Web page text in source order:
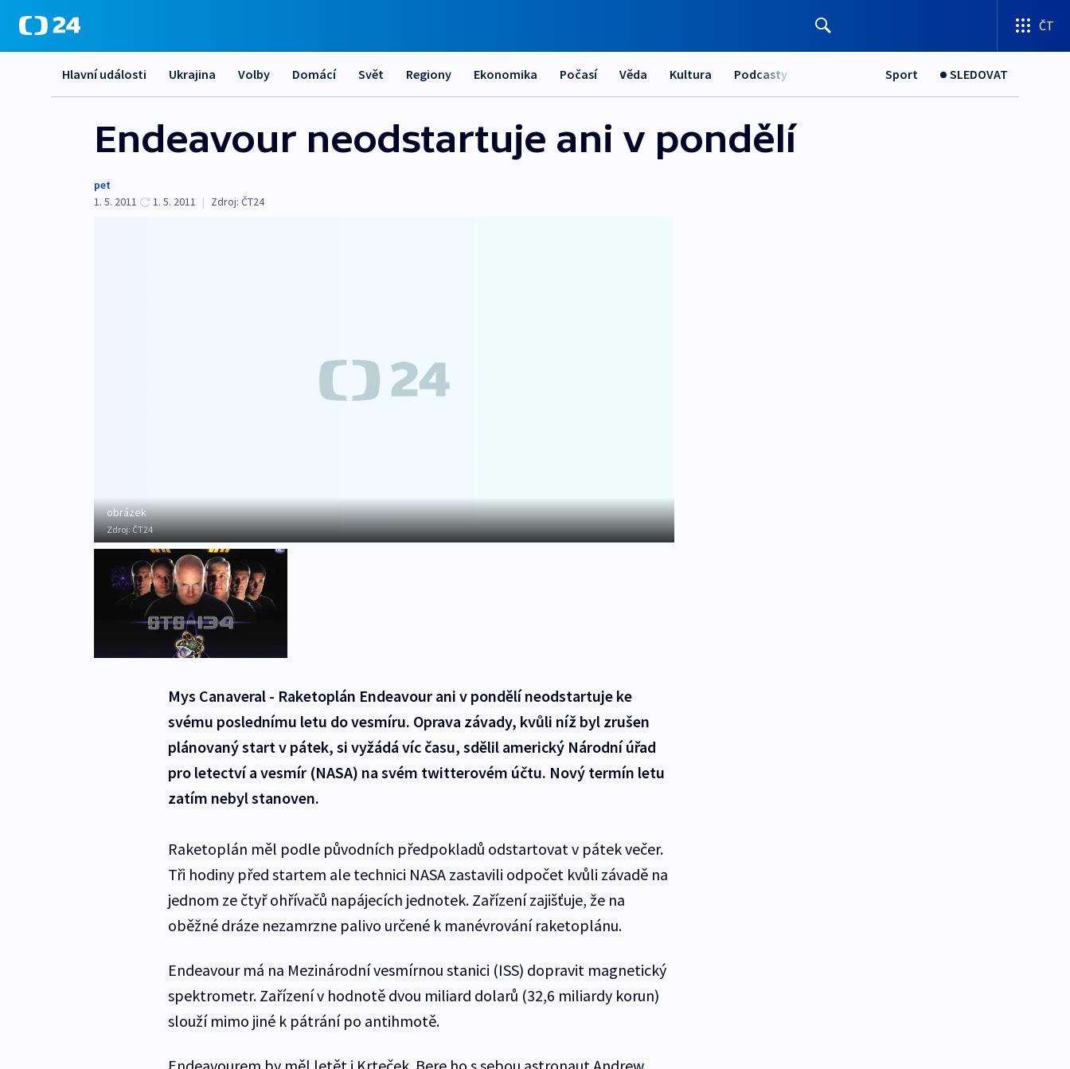
ČT
Hlavní události Ukrajina Volby Domácí Svět Regiony Ekonomika Počasí Věda Kultura Podcasty Sport SLEDOVAT
Endeavour neodstartuje ani v pondělí
pet
1. 5. 2011
1. 5. 2011 | Zdroj: ČT24
obrázek
Zdroj:ČT24
Mys Canaveral - Raketoplán Endeavour ani v pondělí neodstartuje ke
svému poslednímu letu do vesmíru. Oprava závady, kvůli níž byl zrušen
plánovaný start v pátek, si vyžádá víc času, sdělil americký Národní úřad
pro letectví a vesmír (NASA) na svém twitterovém účtu. Nový termín letu
zatím nebyl stanoven.
Raketoplán měl podle původních předpokladů odstartovat v pátek večer.
Tři hodiny před startem ale technici NASA zastavili odpočet kvůli závadě na
jednom ze čtyř ohřívačů napájecích jednotek. Zařízení zajišťuje, že na
oběžné dráze nezamrzne palivo určené k manévrování raketoplánu.
Endeavour má na Mezinárodní vesmírnou stanici (ISS) dopravit magnetický
spektrometr. Zařízení v hodnotě dvou miliard dolarů (32,6 miliardy korun)
slouží mimo jiné k pátrání po antihmotě.